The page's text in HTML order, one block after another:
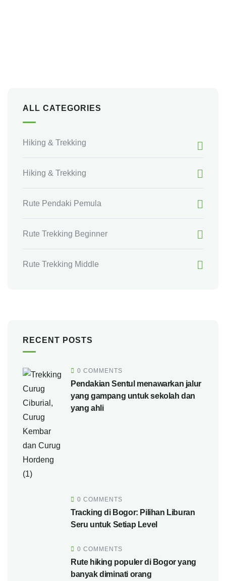
ALL CATEGORIES
Hiking & Trekking
Hiking & Trekking
Rute Pendaki Pemula
Rute Trekking Beginner
Rute Trekking Middle
RECENT POSTS
0 COMMENTS
Pendakian Sentul menawarkan jalur
yang gampang untuk sekolah dan
yang ahli
0 COMMENTS
Tracking di Bogor: Pilihan Liburan
Seru untuk Setiap Level
0 COMMENTS
Rute hiking populer di Bogor yang
banyak diminati orang